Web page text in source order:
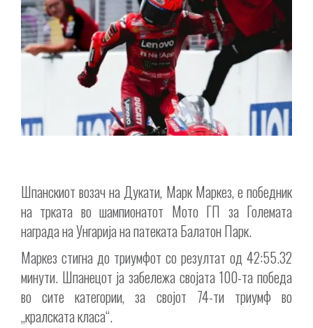
Шпанскиот возач на Дукати, Марк Маркез, е победник
на трката во шампионатот Мото ГП за Големата
награда на Унгарија на патеката Балатон Парк.
Маркез стигна до триумфот со резултат од 42:55.32
минути. Шпанецот ја забележа својата 100-та победа
во сите категории, за својот 74-ти триумф во
„кралската класа“.